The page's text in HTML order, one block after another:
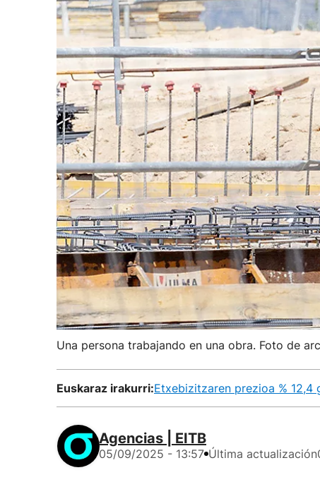
Una persona trabajando en una obra. Foto de
Euskaraz irakurri:Etxebizitzaren prezioa % 12,4
Agencias | EITB
05/09/2025 - 13:57 Última actualización